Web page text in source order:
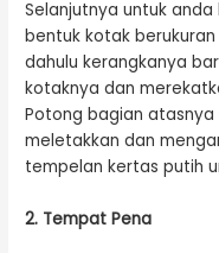
Selanjutnya untuk
bentuk kotak
dahulu kerangkanya
kotaknya dan
Potong bagian
meletakkan dan
tempelan kertas putih
2. Tempat Pena